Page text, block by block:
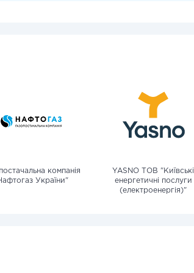
компанія
України"
YASNO ТОВ "Київські
енергетичні послуги
(електроенергія)"